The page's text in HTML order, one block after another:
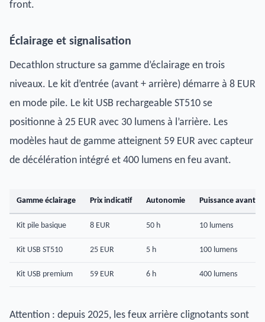
front.
Éclairage et signalisation
Decathlon structure sa gamme d’éclairage en trois
niveaux. Le kit d’entrée (avant + arrière) démarre à 8 EUR
en mode pile. Le kit USB rechargeable ST510 se
positionne à 25 EUR avec 30 lumens à l’arrière. Les
modèles haut de gamme atteignent 59 EUR avec capteur
de décélération intégré et 400 lumens en feu avant.
Gamme éclairage Prix indicatif Autonomie Puissance avant
Kit pile basique 8 EUR 50 h 10 lumens
Kit USB ST510 25 EUR 5 h 100 lumens
Kit USB premium 59 EUR 6 h 400 lumens
Attention : depuis 2025, les feux arrière clignotants sont